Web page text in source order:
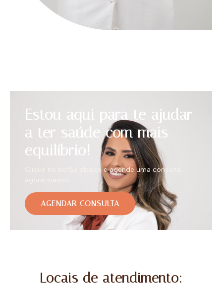
Estou aqui para te ajudar
a ter saúde com mais
equilíbrio!
Clique no botão abaixo e agende uma consulta
AGENDAR CONSULTA
Locais de atendimento: